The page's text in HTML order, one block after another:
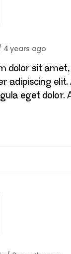
4 years ago
dolor sit amet,
adipiscing elit.
eget dolor.